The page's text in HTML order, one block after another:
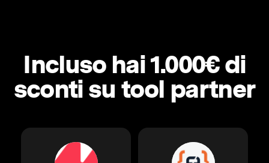
Incluso hai 1.000€ di
sconti su tool partner